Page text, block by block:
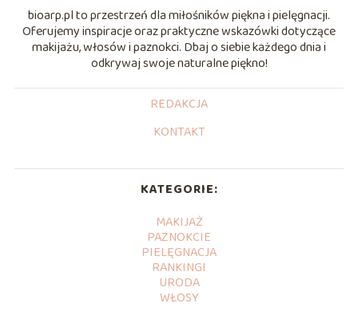
bioarp.pl to przestrzeń dla miłośników piękna i pielęgnacji.
Oferujemy inspiracje oraz praktyczne wskazówki dotyczące
makijażu, włosów i paznokci. Dbaj o siebie każdego dnia i
odkrywaj swoje naturalne piękno!
REDAKCJA
KONTAKT
KATEGORIE:
MAKIJAŻ
PAZNOKCIE
PIELĘGNACJA
RANKINGI
URODA
WŁOSY